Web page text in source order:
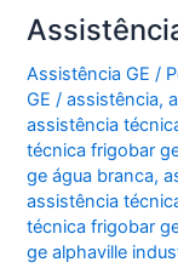
Assistência GE /
GE/assistência,
assistência
técnica frigobar
ge água branca,
assistência
técnica frigobar
ge alphaville